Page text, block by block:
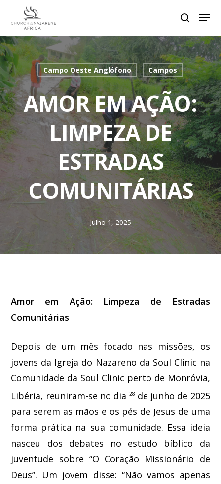
Hit enter to search or ESC to close
Campo Oeste Anglófono Campos
AMOR EM AÇÃO:
LIMPEZA DE
ESTRADAS
COMUNITÁRIAS
Julho 1, 2025
Amor em Ação: Limpeza de Estradas
Comunitárias
Depois de um mês focado nas missões, os
jovens da Igreja do Nazareno da Soul Clinic na
Comunidade da Soul Clinic perto de Monróvia,
Libéria, reuniram-se no dia 28 de junho de 2025
para serem as mãos e os pés de Jesus de uma
forma prática na sua comunidade. Essa ideia
nasceu dos debates no estudo bíblico da
juventude sobre “O Coração Missionário de
Deus”. Um jovem disse: “Não vamos apenas